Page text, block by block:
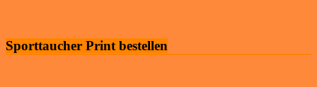
Sporttaucher Print bestellen